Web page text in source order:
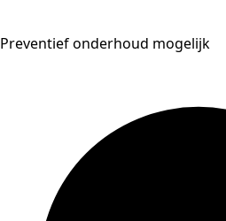
Preventief onderhoud mogelijk